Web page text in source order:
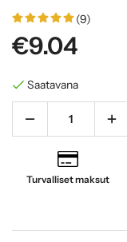
(9)
€9.04
Saatavana
Turvalliset maksut